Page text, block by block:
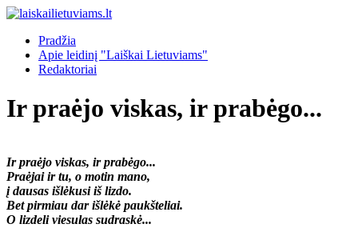
Pradžia
Apie leidinį "Laiškai Lietuviams"
Redaktoriai
Ir praėjo viskas, ir prabėgo...
Ir praėjo viskas, ir prabėgo...
Praėjai ir tu, o motin mano,
į dausas išlėkusi iš lizdo.
Bet pirmiau dar išlėkė paukšteliai.
O lizdeli viesulas sudraskė...